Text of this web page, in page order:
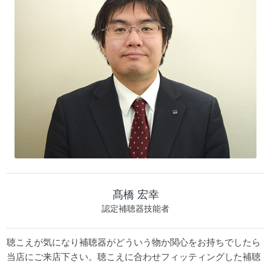
髙橋 宏幸
認定補聴器技能者
聴こえが気になり補聴器がどういう物か関心をお持ちでしたら
当店にご来店下さい。聴こえに合わせフィッティングした補聴